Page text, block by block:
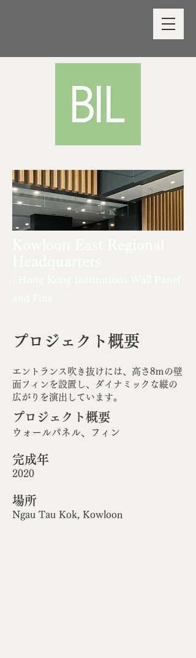
プロジェクト概要
エントランス吹き抜けには、高さ8ｍの壁
面フィンを設置し、ダイナミックな縦の
広がりを演出しています。
プロジェクト概要
ウォールパネル、フィン
完成年
2020
場所
Ngau Tau Kok, Kowloon